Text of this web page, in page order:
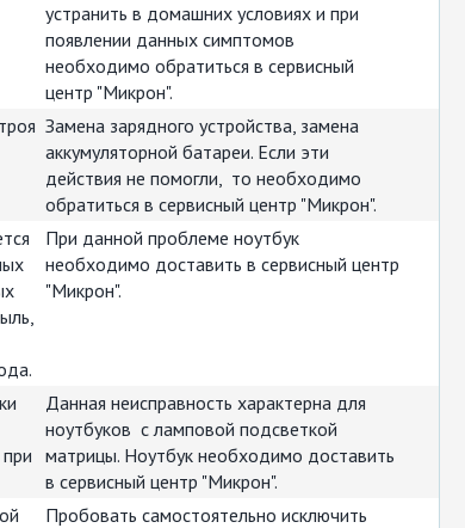
устранить в домашних условиях и при
появлении данных симптомов
необходимо обратиться в сервисный
центр "Микрон".
Замена зарядного устройства, замена
аккумуляторной батареи. Если эти
действия не помогли, то необходимо
обратиться в сервисный центр "Микрон".
При данной проблеме ноутбук
необходимо доставить в сервисный центр
"Микрон".
Данная неисправность характерна для
ноутбуков с ламповой подсветкой
матрицы. Ноутбук необходимо доставить
в сервисный центр "Микрон".
Пробовать самостоятельно исключить